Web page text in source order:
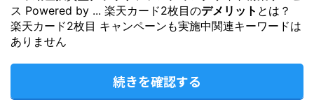
ス Powered by ... 楽天カード2枚目のデメリット とは？
楽天カード2枚目 キャンペーンも実施中関連キーワードは
ありません
続きを確認する